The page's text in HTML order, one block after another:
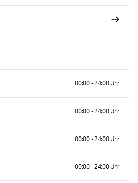
00:00 - 24:00 Uhr
00:00 - 24:00 Uhr
00:00 - 24:00 Uhr
00:00 - 24:00 Uhr